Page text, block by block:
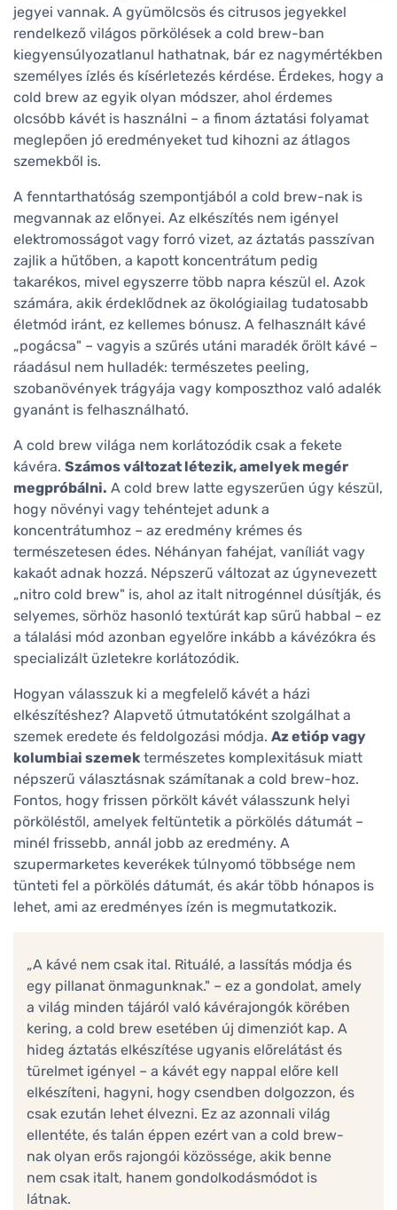
jegyei vannak. A gyümölcsös és citrusos jegyekkel
rendelkező világos pörkölések a cold brew-ban
kiegyensúlyozatlanul hathatnak, bár ez nagymértékben
személyes ízlés és kísérletezés kérdése. Érdekes, hogy a
cold brew az egyik olyan módszer, ahol érdemes
olcsóbb kávét is használni – a finom áztatási folyamat
meglepően jó eredményeket tud kihozni az átlagos
szemekből is.
A fenntarthatóság szempontjából a cold brew-nak is
megvannak az előnyei. Az elkészítés nem igényel
elektromosságot vagy forró vizet, az áztatás passzívan
zajlik a hűtőben, a kapott koncentrátum pedig
takarékos, mivel egyszerre több napra készül el. Azok
számára, akik érdeklődnek az ökológiailag tudatosabb
életmód iránt, ez kellemes bónusz. A felhasznált kávé
„pogácsa" – vagyis a szűrés utáni maradék őrölt kávé –
ráadásul nem hulladék: természetes peeling,
szobanövények trágyája vagy komposzthoz való adalék
gyanánt is felhasználható.
A cold brew világa nem korlátozódik csak a fekete
kávéra. Számos változat létezik, amelyek megér
megpróbálni. A cold brew latte egyszerűen úgy készül,
hogy növényi vagy tehéntejet adunk a
koncentrátumhoz – az eredmény krémes és
természetesen édes. Néhányan fahéjat, vaníliát vagy
kakaót adnak hozzá. Népszerű változat az úgynevezett
„nitro cold brew" is, ahol az italt nitrogénnel dúsítják, és
selyemes, sörhöz hasonló textúrát kap sűrű habbal – ez
a tálalási mód azonban egyelőre inkább a kávézókra és
specializált üzletekre korlátozódik.
Hogyan válasszuk ki a megfelelő kávét a házi
elkészítéshez? Alapvető útmutatóként szolgálhat a
szemek eredete és feldolgozási módja. Az etióp vagy
kolumbiai szemek természetes komplexitásuk miatt
népszerű választásnak számítanak a cold brew-hoz.
Fontos, hogy frissen pörkölt kávét válasszunk helyi
pörköléstől, amelyek feltüntetik a pörkölés dátumát –
minél frissebb, annál jobb az eredmény. A
szupermarketes keverékek túlnyomó többsége nem
tünteti fel a pörkölés dátumát, és akár több hónapos is
lehet, ami az eredményes ízén is megmutatkozik.
„A kávé nem csak ital. Rituálé, a lassítás módja és
egy pillanat önmagunknak." – ez a gondolat, amely
a világ minden tájáról való kávérajongók körében
kering, a cold brew esetében új dimenziót kap. A
hideg áztatás elkészítése ugyanis előrelátást és
türelmet igényel – a kávét egy nappal előre kell
elkészíteni, hagyni, hogy csendben dolgozzon, és
csak ezután lehet élvezni. Ez az azonnali világ
ellentéte, és talán éppen ezért van a cold brew-
nak olyan erős rajongói közössége, akik benne
nem csak italt, hanem gondolkodásmódot is
látnak.